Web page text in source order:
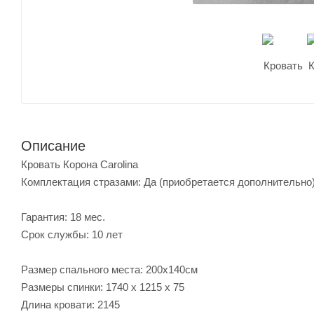
Описание
Кровать Корона Carolina
Комплектация стразами: Да (приобретается
Гарантия: 18 мес.
Срок службы: 10 лет
Размер спального места: 200х140см
Размеры спинки: 1740 х 1215 х 75
Длина кровати: 2145